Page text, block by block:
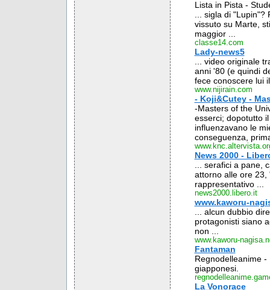
Lista in Pista -
... sigla di
vissuto su Marte,
maggior ...
classe14.com
Lady-news5
... video originale
anni '80 (e quindi
fece conoscere lui
www.nijirain.com
- Koji&Cutey -
-Masters of the
esserci; dopotutto
influenzavano le
conseguenza,
News 2000 -
... serafici a pane,
attorno alle ore 23,
rappresentativo ...
news2000.libero.it
www.kaworu-
... alcun dubbio
protagonisti siano
non ...
www.kaworu-
Fantaman
Regnodelleanime
giapponesi.
La Vonorace